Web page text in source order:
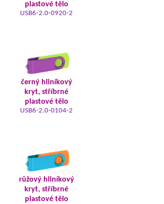
plastové tělo
USB6-2.0-0920-2
černý hliníkový
kryt, stříbrné
plastové tělo
USB6-2.0-0104-2
růžový hliníkový
kryt, stříbrné
plastové tělo